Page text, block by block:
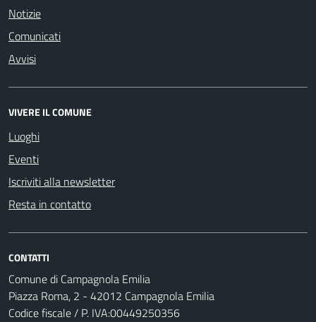
Notizie
Comunicati
Avvisi
VIVERE IL COMUNE
Luoghi
Eventi
Iscriviti alla newsletter
Resta in contatto
CONTATTI
Comune di Campagnola Emilia
Piazza Roma, 2 - 42012 Campagnola Emilia
Codice fiscale / P. IVA:00449250356